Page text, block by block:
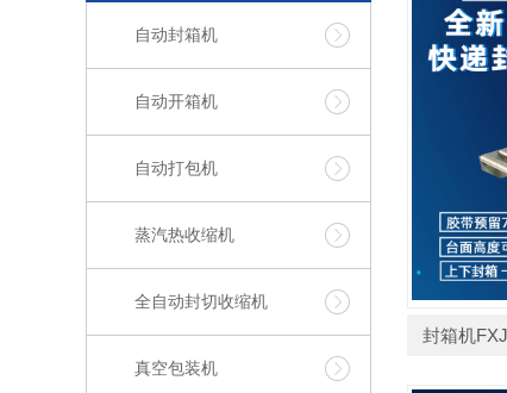
自动封箱机
自动开箱机
自动打包机
蒸汽热收缩机
全自动封切收缩机
真空包装机
封箱机